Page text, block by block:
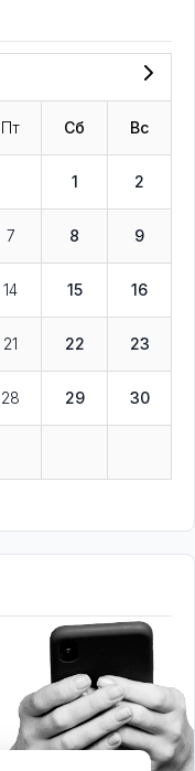
Пт Сб Вс
1 2
7 8 9
14 15 16
21 22 23
28 29 30